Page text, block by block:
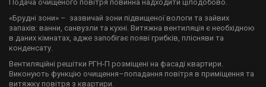
Подача очищеного повітря повинна надходити цілодобово.
«Брудні зони» – зазвичай зони підвищеної вологи та зайвих
запахів: ванни, санвузли та кухні. Витяжна вентиляція є необхідною
в даних кімнатах, адже запобігає появі грибків, плісняви та
конденсату.
Вентиляційні решітки РГН-П розміщені на фасаді квартири.
Виконують функцію очищення–попадання повітря в приміщення та
витяжку повітря з квартири.